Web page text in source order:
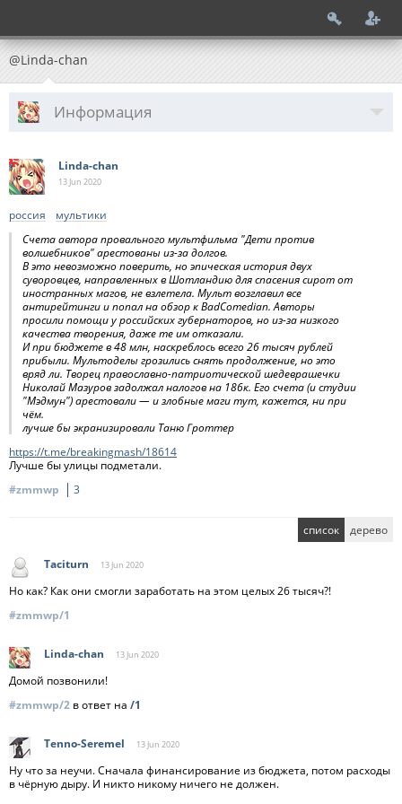
@Linda-chan
Информация
Linda-chan
13 Jun 2020
россия
мультики
Счета автора провального мультфильма "Дети против
волшебников" арестованы из-за долгов.
В это невозможно поверить, но эпическая история двух
суворовцев, направленных в Шотландию для спасения сирот от
иностранных магов, не взлетела. Мульт возглавил все
антирейтинги и попал на обзор к BadComedian. Авторы
просили помощи у российских губернаторов, но из-за низкого
качества творения, даже те им отказали.
И при бюджете в 48 млн, наскреблось всего 26 тысяч рублей
прибыли. Мультоделы грозились снять продолжение, но это
вряд ли. Творец православно-патриотической шедеврашечки
Николай Мазуров задолжал налогов на 186к. Его счета (и студии
"Мэдмун") арестовали — и злобные маги тут, кажется, ни при
чём.
лучше бы экранизировали Таню Гроттер
https://t.me/breakingmash/18614
Лучше бы улицы подметали.
#zmmwp
3
список дерево
Taciturn 13 Jun 2020
Но как? Как они смогли заработать на этом целых 26 тысяч?!
#zmmwp/1
Linda-chan 13 Jun 2020
Домой позвонили!
#zmmwp/2 в ответ на /1
Tenno-Seremel 13 Jun 2020
Ну что за неучи. Сначала финансирование из бюджета, потом расходы
в чёрную дыру. И никто никому ничего не должен.